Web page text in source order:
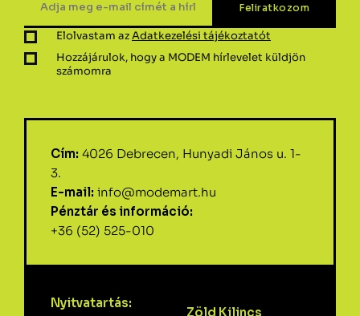
Elolvastam azAdatkezelési tájékoztatót
Hozzájárulok, hogy a MODEM hírlevelet küldjön
számomra
Cím: 4026 Debrecen, Hunyadi János u. 1-
3.
E-mail: info@modemart.hu
Pénztár és információ:
+36 (52) 525-010
Nyitvatartás:
Zöld Kilincs